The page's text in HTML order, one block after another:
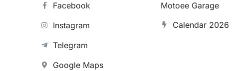
Facebook
Instagram
Telegram
Google Maps
Motoee Garage
Calendar 2026